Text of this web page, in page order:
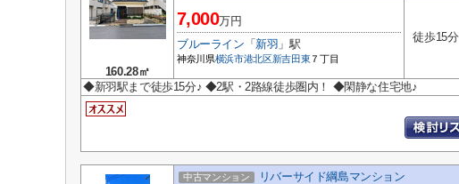
160.28㎡
7,000万円
ブルーライン 「 新羽 」駅
神奈川県横浜市港北区 新吉田東７丁目
徒歩15分
◆新羽駅まで徒歩15分♪ ◆2駅・2路線徒歩圏内！ ◆閑静な住宅地♪
中古マンション リバーサイド綱島マンション